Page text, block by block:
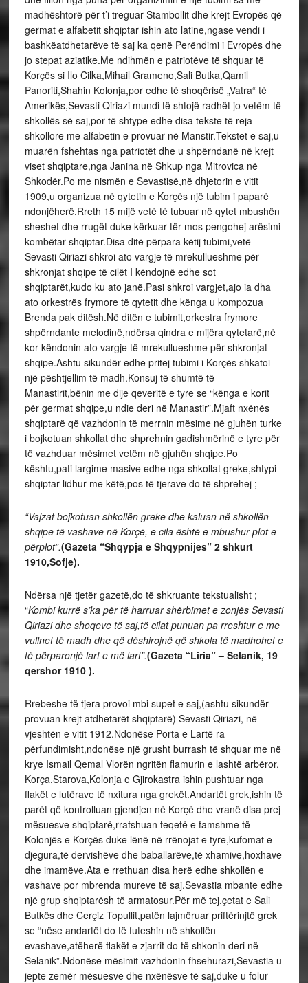
madhështorë për t’i treguar Stambollit dhe krejt Evropës që
germat e alfabetit shqiptar ishin ato latine,ngase vendi i
bashkëatdhetarëve të saj ka qenë Perëndimi i Evropës dhe
jo stepat aziatike.Me ndihmën e patriotëve të shquar të
Korçës si Ilo Cilka,Mihail Grameno,Sali Butka,Qamil
Panoriti,Shahin Kolonja,por edhe të shoqërisë „Vatra“ të
Amerikës,Sevasti Qiriazi mundi të shtojë radhët jo vetëm të
shkollës së saj,por të shtype edhe disa tekste të reja
shkollore me alfabetin e provuar në Manstir.Tekstet e saj,u
muarën fshehtas nga patriotët dhe u shpërndanë në krejt
viset shqiptare,nga Janina në Shkup nga Mitrovica në
Shkodër.Po me nismën e Sevastisë,në dhjetorin e vitit
1909,u organizua në qytetin e Korçës një tubim i paparë
ndonjëherë.Rreth 15 mijë vetë të tubuar në qytet mbushën
sheshet dhe rrugët duke kërkuar tër mos pengohej arësimi
kombëtar shqiptar.Disa ditë përpara këtij tubimi,vetë
Sevasti Qiriazi shkroi ato vargje të mrekullueshme për
shkronjat shqipe të cilët I këndojnë edhe sot
shqiptarët,kudo ku ato janë.Pasi shkroi vargjet,ajo ia dha
ato orkestrës frymore të qytetit dhe kënga u kompozua
Brenda pak ditësh.Në ditën e tubimit,orkestra frymore
shpërndante melodinë,ndërsa qindra e mijëra qytetarë,në
kor këndonin ato vargje të mrekullueshme për shkronjat
shqipe.Ashtu sikundër edhe pritej tubimi i Korçës shkatoi
një pështjellim të madh.Konsuj të shumtë të
Manastirit,bënin me dije qeveritë e tyre se “kënga e korit
për germat shqipe,u ndie deri në Manastir”.Mjaft nxënës
shqiptarë që vazhdonin të merrnin mësime në gjuhën turke
i bojkotuan shkollat dhe shprehnin gadishmërinë e tyre për
të vazhduar mësimet vetëm në gjuhën shqipe.Po
kështu,pati largime masive edhe nga shkollat greke,shtypi
shqiptar lidhur me këtë,pos të tjerave do të shprehej ;
“Vajzat bojkotuan shkollën greke dhe kaluan në shkollën
shqipe të vashave në Korçë, e cila është e mbushur plot e
përplot”.(Gazeta “Shqypja e Shqypnijes” 2 shkurt
1910,Sofje).
Ndërsa një tjetër gazetë,do të shkruante tekstualisht ;
“Kombi kurrë s’ka për të harruar shërbimet e zonjës Sevasti
Qiriazi dhe shoqeve të saj,të cilat punuan pa rreshtur e me
vullnet të madh dhe që dëshirojnë që shkola të madhohet e
të përparonjë lart e më lart”.(Gazeta “Liria” – Selanik, 19
qershor 1910 ).
Rrebeshe të tjera provoi mbi supet e saj,(ashtu sikundër
provuan krejt atdhetarët shqiptarë) Sevasti Qiriazi, në
vjeshtën e vitit 1912.Ndonëse Porta e Lartë ra
përfundimisht,ndonëse një grusht burrash të shquar me në
krye Ismail Qemal Vlorën ngritën flamurin e lashtë arbëror,
Korça,Starova,Kolonja e Gjirokastra ishin pushtuar nga
flakët e lutërave të nxitura nga grekët.Andartët grek,ishin të
parët që kontrolluan gjendjen në Korçë dhe vranë disa prej
mësuesve shqiptarë,rrafshuan teqetë e famshme të
Kolonjës e Korçës duke lënë në rrënojat e tyre,kufomat e
djegura,të dervishëve dhe baballarëve,të xhamive,hoxhave
dhe imamëve.Ata e rrethuan disa herë edhe shkollën e
vashave por mbrenda mureve të saj,Sevastia mbante edhe
një grup shqiptarësh të armatosur.Për më tej,çetat e Sali
Butkës dhe Cerçiz Topullit,patën lajmëruar priftërinjtë grek
se “nëse andartët do të futeshin në shkollën
evashave,atëherë flakët e zjarrit do të shkonin deri në
Selanik”.Ndonëse mësimit vazhdonin fhsehurazi,Sevastia u
jepte zemër mësuesve dhe nxënësve të saj,duke u folur